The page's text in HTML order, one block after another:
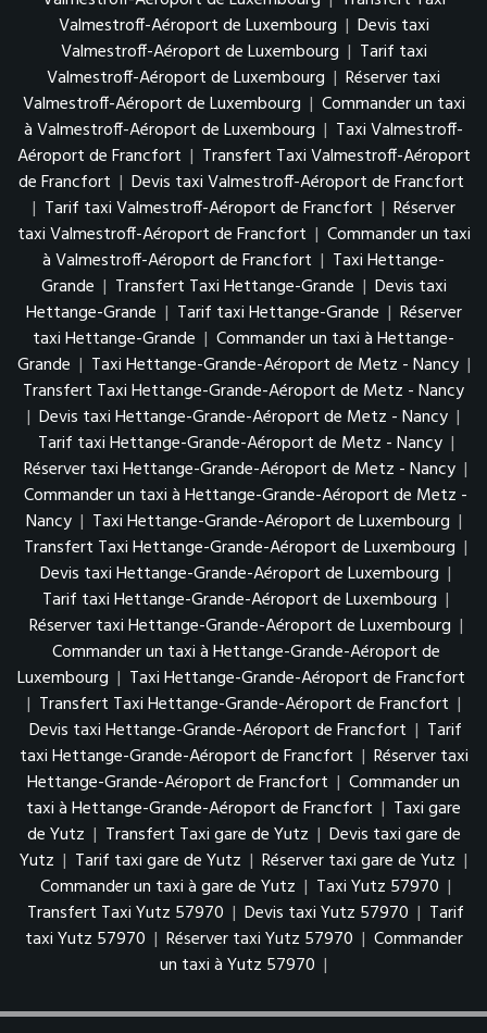
Valmestroff-Aéroport de Luxembourg | Devis taxi
Valmestroff-Aéroport de Luxembourg | Tarif taxi
Valmestroff-Aéroport de Luxembourg | Réserver taxi
Valmestroff-Aéroport de Luxembourg | Commander un taxi
à Valmestroff-Aéroport de Luxembourg | Taxi Valmestroff-
Aéroport de Francfort | Transfert Taxi Valmestroff-Aéroport
de Francfort | Devis taxi Valmestroff-Aéroport de Francfort
| Tarif taxi Valmestroff-Aéroport de Francfort | Réserver
taxi Valmestroff-Aéroport de Francfort | Commander un taxi
à Valmestroff-Aéroport de Francfort | Taxi Hettange-
Grande | Transfert Taxi Hettange-Grande | Devis taxi
Hettange-Grande | Tarif taxi Hettange-Grande | Réserver
taxi Hettange-Grande | Commander un taxi à Hettange-
Grande | Taxi Hettange-Grande-Aéroport de Metz - Nancy |
Transfert Taxi Hettange-Grande-Aéroport de Metz - Nancy
| Devis taxi Hettange-Grande-Aéroport de Metz - Nancy |
Tarif taxi Hettange-Grande-Aéroport de Metz - Nancy |
Réserver taxi Hettange-Grande-Aéroport de Metz - Nancy |
Commander un taxi à Hettange-Grande-Aéroport de Metz -
Nancy | Taxi Hettange-Grande-Aéroport de Luxembourg |
Transfert Taxi Hettange-Grande-Aéroport de Luxembourg |
Devis taxi Hettange-Grande-Aéroport de Luxembourg |
Tarif taxi Hettange-Grande-Aéroport de Luxembourg |
Réserver taxi Hettange-Grande-Aéroport de Luxembourg |
Commander un taxi à Hettange-Grande-Aéroport de
Luxembourg | Taxi Hettange-Grande-Aéroport de Francfort
| Transfert Taxi Hettange-Grande-Aéroport de Francfort |
Devis taxi Hettange-Grande-Aéroport de Francfort | Tarif
taxi Hettange-Grande-Aéroport de Francfort | Réserver taxi
Hettange-Grande-Aéroport de Francfort | Commander un
taxi à Hettange-Grande-Aéroport de Francfort | Taxi gare
de Yutz | Transfert Taxi gare de Yutz | Devis taxi gare de
Yutz | Tarif taxi gare de Yutz | Réserver taxi gare de Yutz |
Commander un taxi à gare de Yutz | Taxi Yutz 57970 |
Transfert Taxi Yutz 57970 | Devis taxi Yutz 57970 | Tarif
taxi Yutz 57970 | Réserver taxi Yutz 57970 | Commander
un taxi à Yutz 57970 |